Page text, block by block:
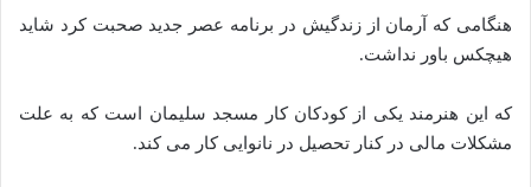
هنگامی که آرمان از زندگیش در برنامه عصر جدید صحبت کرد شاید
هیچکس باور نداشت.
که این هنرمند یکی از کودکان کار مسجد سلیمان است که به علت
مشکلات مالی در کنار تحصیل در نانوایی کار می کند.